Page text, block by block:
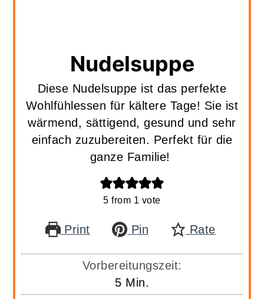
Nudelsuppe
Diese Nudelsuppe ist das perfekte
Wohlfühlessen für kältere Tage! Sie ist
wärmend, sättigend, gesund und sehr
einfach zuzubereiten. Perfekt für die
ganze Familie!
5 from 1 vote
Print Pin Rate
Vorbereitungszeit:
5Minuten
Min.